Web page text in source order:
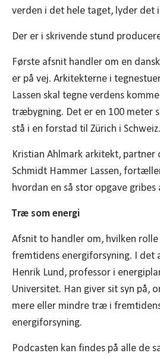
verden i det hele taget, lyder det
Der er i skrivende stund
Første afsnit handler om en
er på vej. Arkitekterne i
Lassen skal tegne verdens
træbygning. Det er en 100 meter
stå i en forstad til Zürich i Schweiz.
Kristian Ahlmark arkitekt, partner
Schmidt Hammer Lassen,
hvordan en så stor opgave gribes
Træ som energi
Afsnit to handler om, hvilken
fremtidens energiforsyning. I det
Henrik Lund, professor i
Universitet. Han giver sit syn på,
mere eller mindre træ i
energiforsyning.
Podcasten kan findes på alle de